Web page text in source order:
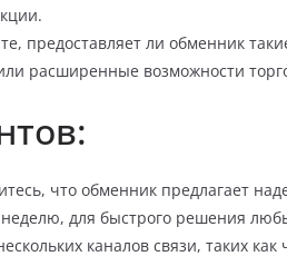
предоставляет ли обменник
расширенные возможности
что обменник предлагает
для быстрого решения
каналов связи, таких как